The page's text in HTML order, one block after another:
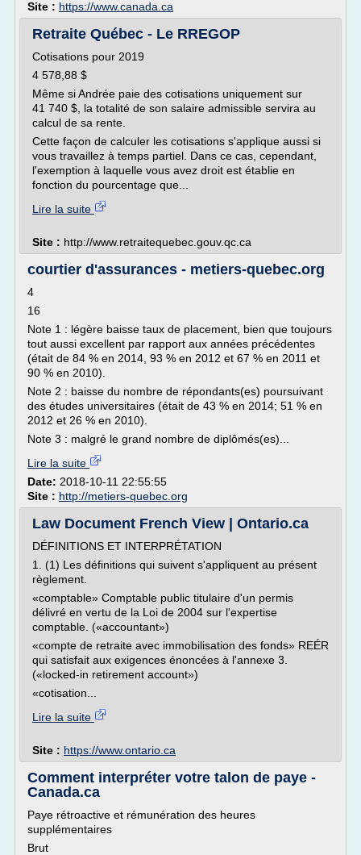
Site : https://www.canada.ca
Retraite Québec - Le RREGOP
Cotisations pour 2019
4 578,88 $
Même si Andrée paie des cotisations uniquement sur
41 740 $, la totalité de son salaire admissible servira au
calcul de sa rente.
Cette façon de calculer les cotisations s'applique aussi si
vous travaillez à temps partiel. Dans ce cas, cependant,
l'exemption à laquelle vous avez droit est établie en
fonction du pourcentage que...
Lire la suite
Site : http://www.retraitequebec.gouv.qc.ca
courtier d'assurances - metiers-quebec.org
4
16
Note 1 : légère baisse taux de placement, bien que toujours
tout aussi excellent par rapport aux années précédentes
(était de 84 % en 2014, 93 % en 2012 et 67 % en 2011 et
90 % en 2010).
Note 2 : baisse du nombre de répondants(es) poursuivant
des études universitaires (était de 43 % en 2014; 51 % en
2012 et 26 % en 2010).
Note 3 : malgré le grand nombre de diplômés(es)...
Lire la suite
Date: 2018-10-11 22:55:55
Site : http://metiers-quebec.org
Law Document French View | Ontario.ca
DÉFINITIONS ET INTERPRÉTATION
1. (1) Les définitions qui suivent s'appliquent au présent
règlement.
«comptable» Comptable public titulaire d'un permis
délivré en vertu de la Loi de 2004 sur l'expertise
comptable. («accountant»)
«compte de retraite avec immobilisation des fonds» REÉR
qui satisfait aux exigences énoncées à l'annexe 3.
(«locked-in retirement account»)
«cotisation...
Lire la suite
Site : https://www.ontario.ca
Comment interpréter votre talon de paye -
Canada.ca
Paye rétroactive et rémunération des heures
supplémentaires
Brut